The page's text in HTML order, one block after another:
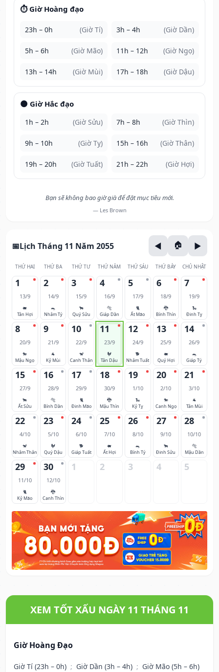
⏱️ Giờ Hoàng đạo
23h – 0h (Giờ Tí) 3h – 4h (Giờ Dần)
5h – 6h (Giờ Mão) 11h – 12h (Giờ Ngọ)
13h – 14h (Giờ Mùi) 17h – 18h (Giờ Dậu)
🌑 Giờ Hắc đạo
1h – 2h (Giờ Sửu) 7h – 8h (Giờ Thìn)
9h – 10h (Giờ Tỵ) 15h – 16h (Giờ Thân)
19h – 20h (Giờ Tuất) 21h – 22h (Giờ Hợi)
Bạn sẽ không bao giờ già để đặt mục tiêu mới.
— Les Brown
Lịch Tháng 11 Năm 2055
THỨ HAI THỨ BA THỨ TƯ THỨ NĂM THỨ SÁU THỨ BẢY CHỦ NHẬT
1
13/9
🐖
Tân Hợi
2
14/9
🐀
Nhâm Tý
3
15/9
🐂
Quý Sửu
4
16/9
🐅
Giáp Dần
5
17/9
🐈
Ất Mão
6
18/9
🐉
Bính Thìn
7
19/9
🐍
Đinh Tỵ
8
20/9
🐎
Mậu Ngọ
9
21/9
🐐
Kỷ Mùi
10
22/9
🐒
Canh Thân
11
23/9
🐓
Tân Dậu
12
24/9
🐕
Nhâm Tuất
13
25/9
🐖
Quý Hợi
14
26/9
🐀
Giáp Tý
15
27/9
🐂
Ất Sửu
16
28/9
🐅
Bính Dần
17
29/9
🐈
Đinh Mão
18
30/9
🐉
Mậu Thìn
19
1/10
🐍
Kỷ Tỵ
20
2/10
🐎
Canh Ngọ
21
3/10
🐐
Tân Mùi
22
4/10
🐒
Nhâm Thân
23
5/10
🐓
Quý Dậu
24
6/10
🐕
Giáp Tuất
25
7/10
🐖
Ất Hợi
26
8/10
🐀
Bính Tý
27
9/10
🐂
Đinh Sửu
28
10/10
🐅
Mậu Dần
29
11/10
🐈
Kỷ Mão
30
12/10
🐉
Canh Thìn
1 2 3 4 5
XEM TỐT XẤU NGÀY 11 THÁNG 11
Giờ Hoàng Đạo
Giờ Tí (23h – 0h) ; Giờ Dần (3h – 4h) ; Giờ Mão (5h – 6h)